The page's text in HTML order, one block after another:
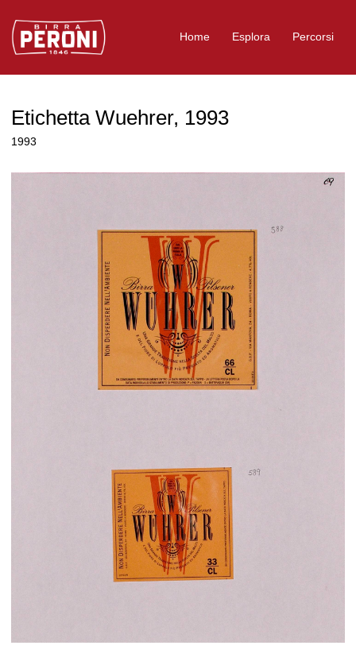
Logo Birra Peroni
Home Esplora Percorsi
Etichetta Wuehrer, 1993
1993